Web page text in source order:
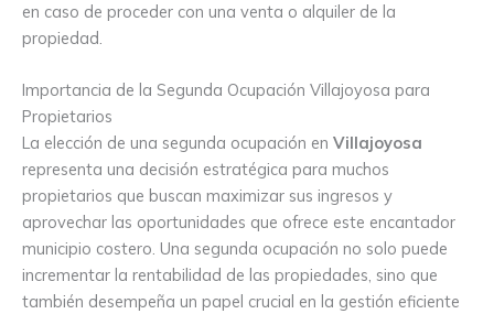
en caso de proceder con una venta o alquiler de la
propiedad.
Importancia de la Segunda Ocupación Villajoyosa para
Propietarios
La elección de una segunda ocupación en Villajoyosa
representa una decisión estratégica para muchos
propietarios que buscan maximizar sus ingresos y
aprovechar las oportunidades que ofrece este encantador
municipio costero. Una segunda ocupación no solo puede
incrementar la rentabilidad de las propiedades, sino que
también desempeña un papel crucial en la gestión eficiente